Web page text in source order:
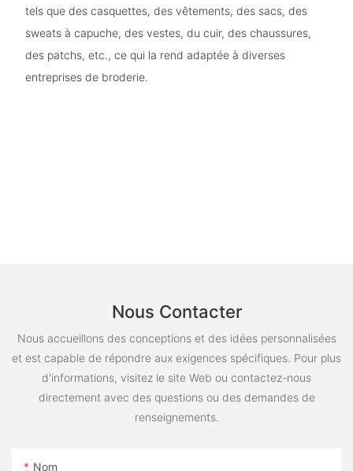
tels que des casquettes, des vêtements, des sacs, des
sweats à capuche, des vestes, du cuir, des chaussures,
des patchs, etc., ce qui la rend adaptée à diverses
entreprises de broderie.
Nous Contacter
Nous accueillons des conceptions et des idées personnalisées
et est capable de répondre aux exigences spécifiques. Pour plus
d'informations, visitez le site Web ou contactez-nous
directement avec des questions ou des demandes de
renseignements.
Nom